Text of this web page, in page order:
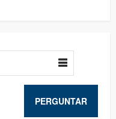
PERGUNTAR